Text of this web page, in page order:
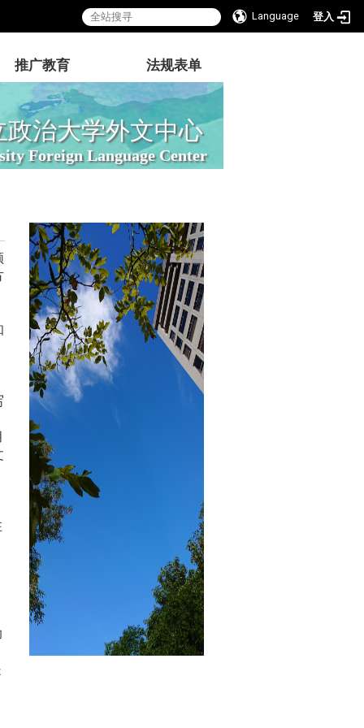
Language 登入
政治大学外文中心
Foreign Language Center
推广教育 法规表单